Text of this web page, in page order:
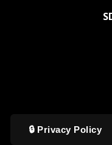
🔒 Privacy Policy